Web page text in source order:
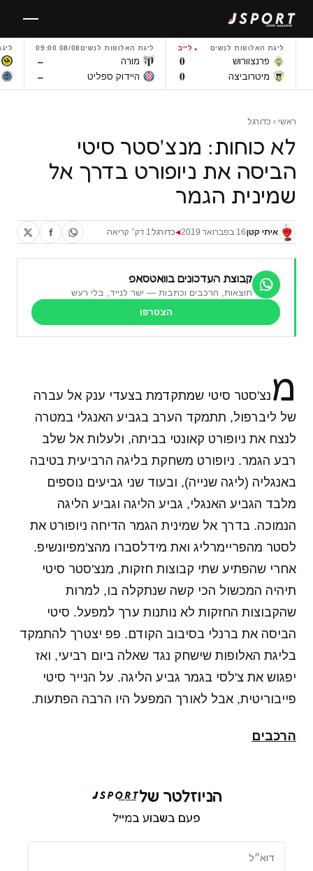
לתוכן
ליגת האלופות לנשים לייב
פרנצוורוש 0
מיטרוביצה 0
ליגת האלופות לנשים08/08 09:00
מורה –
היידוק ספליט –
ראשי › כדורגל
לא כוחות: מנצ'סטר סיטי
הביסה את ניופורט בדרך אל
שמינית הגמר
איתי קטן16 בפברואר 2019 ◀כדורגל 1 דק׳ קריאה
קבוצת העדכונים בוואטסאפ
תוצאות, הרכבים וכתבות — ישר לנייד, בלי רעש
הצטרפו
מ נצ'סטר סיטי שמתקדמת בצעדי ענק אל עברה
של ליברפול, תתמקד הערב בגביע האנגלי במטרה
לנצח את ניופורט קאונטי בביתה, ולעלות אל שלב
רבע הגמר. ניופורט משחקת בליגה הרביעית בטיבה
באנגליה (ליגה שנייה), ובעוד שני גביעים נוספים
מלבד הגביע האנגלי, גביע הליגה וגביע הליגה
הנמוכה. בדרך אל שמינית הגמר הדיחה ניופורט את
לסטר מהפריימרליג ואת מידלסברו מהצ'מפיונשיפ.
אחרי שהפתיע שתי קבוצות חזקות, מנצ'סטר סיטי
תיהיה המכשול הכי קשה שנתקלה בו, למרות
שהקבוצות החזקות לא נותנות ערך למפעל. סיטי
הביסה את ברנלי בסיבוב הקודם. פפ יצטרך להתמקד
בליגת האלופות שישחק נגד שאלה ביום רביעי, ואז
יפגוש את צ'לסי בגמר גביע הליגה. על הנייר סיטי
פייבוריטית, אבל לאורך המפעל היו הרבה הפתעות.
הרכבים
הניוזלטר של
פעם בשבוע במייל